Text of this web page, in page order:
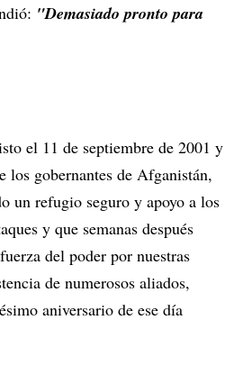
"Demasiado pronto para
el 11 de septiembre de 2001 y
los gobernantes de Afganistán,
un refugio seguro y apoyo a los
y que semanas después
del poder por nuestras
de numerosos aliados,
aniversario de ese día